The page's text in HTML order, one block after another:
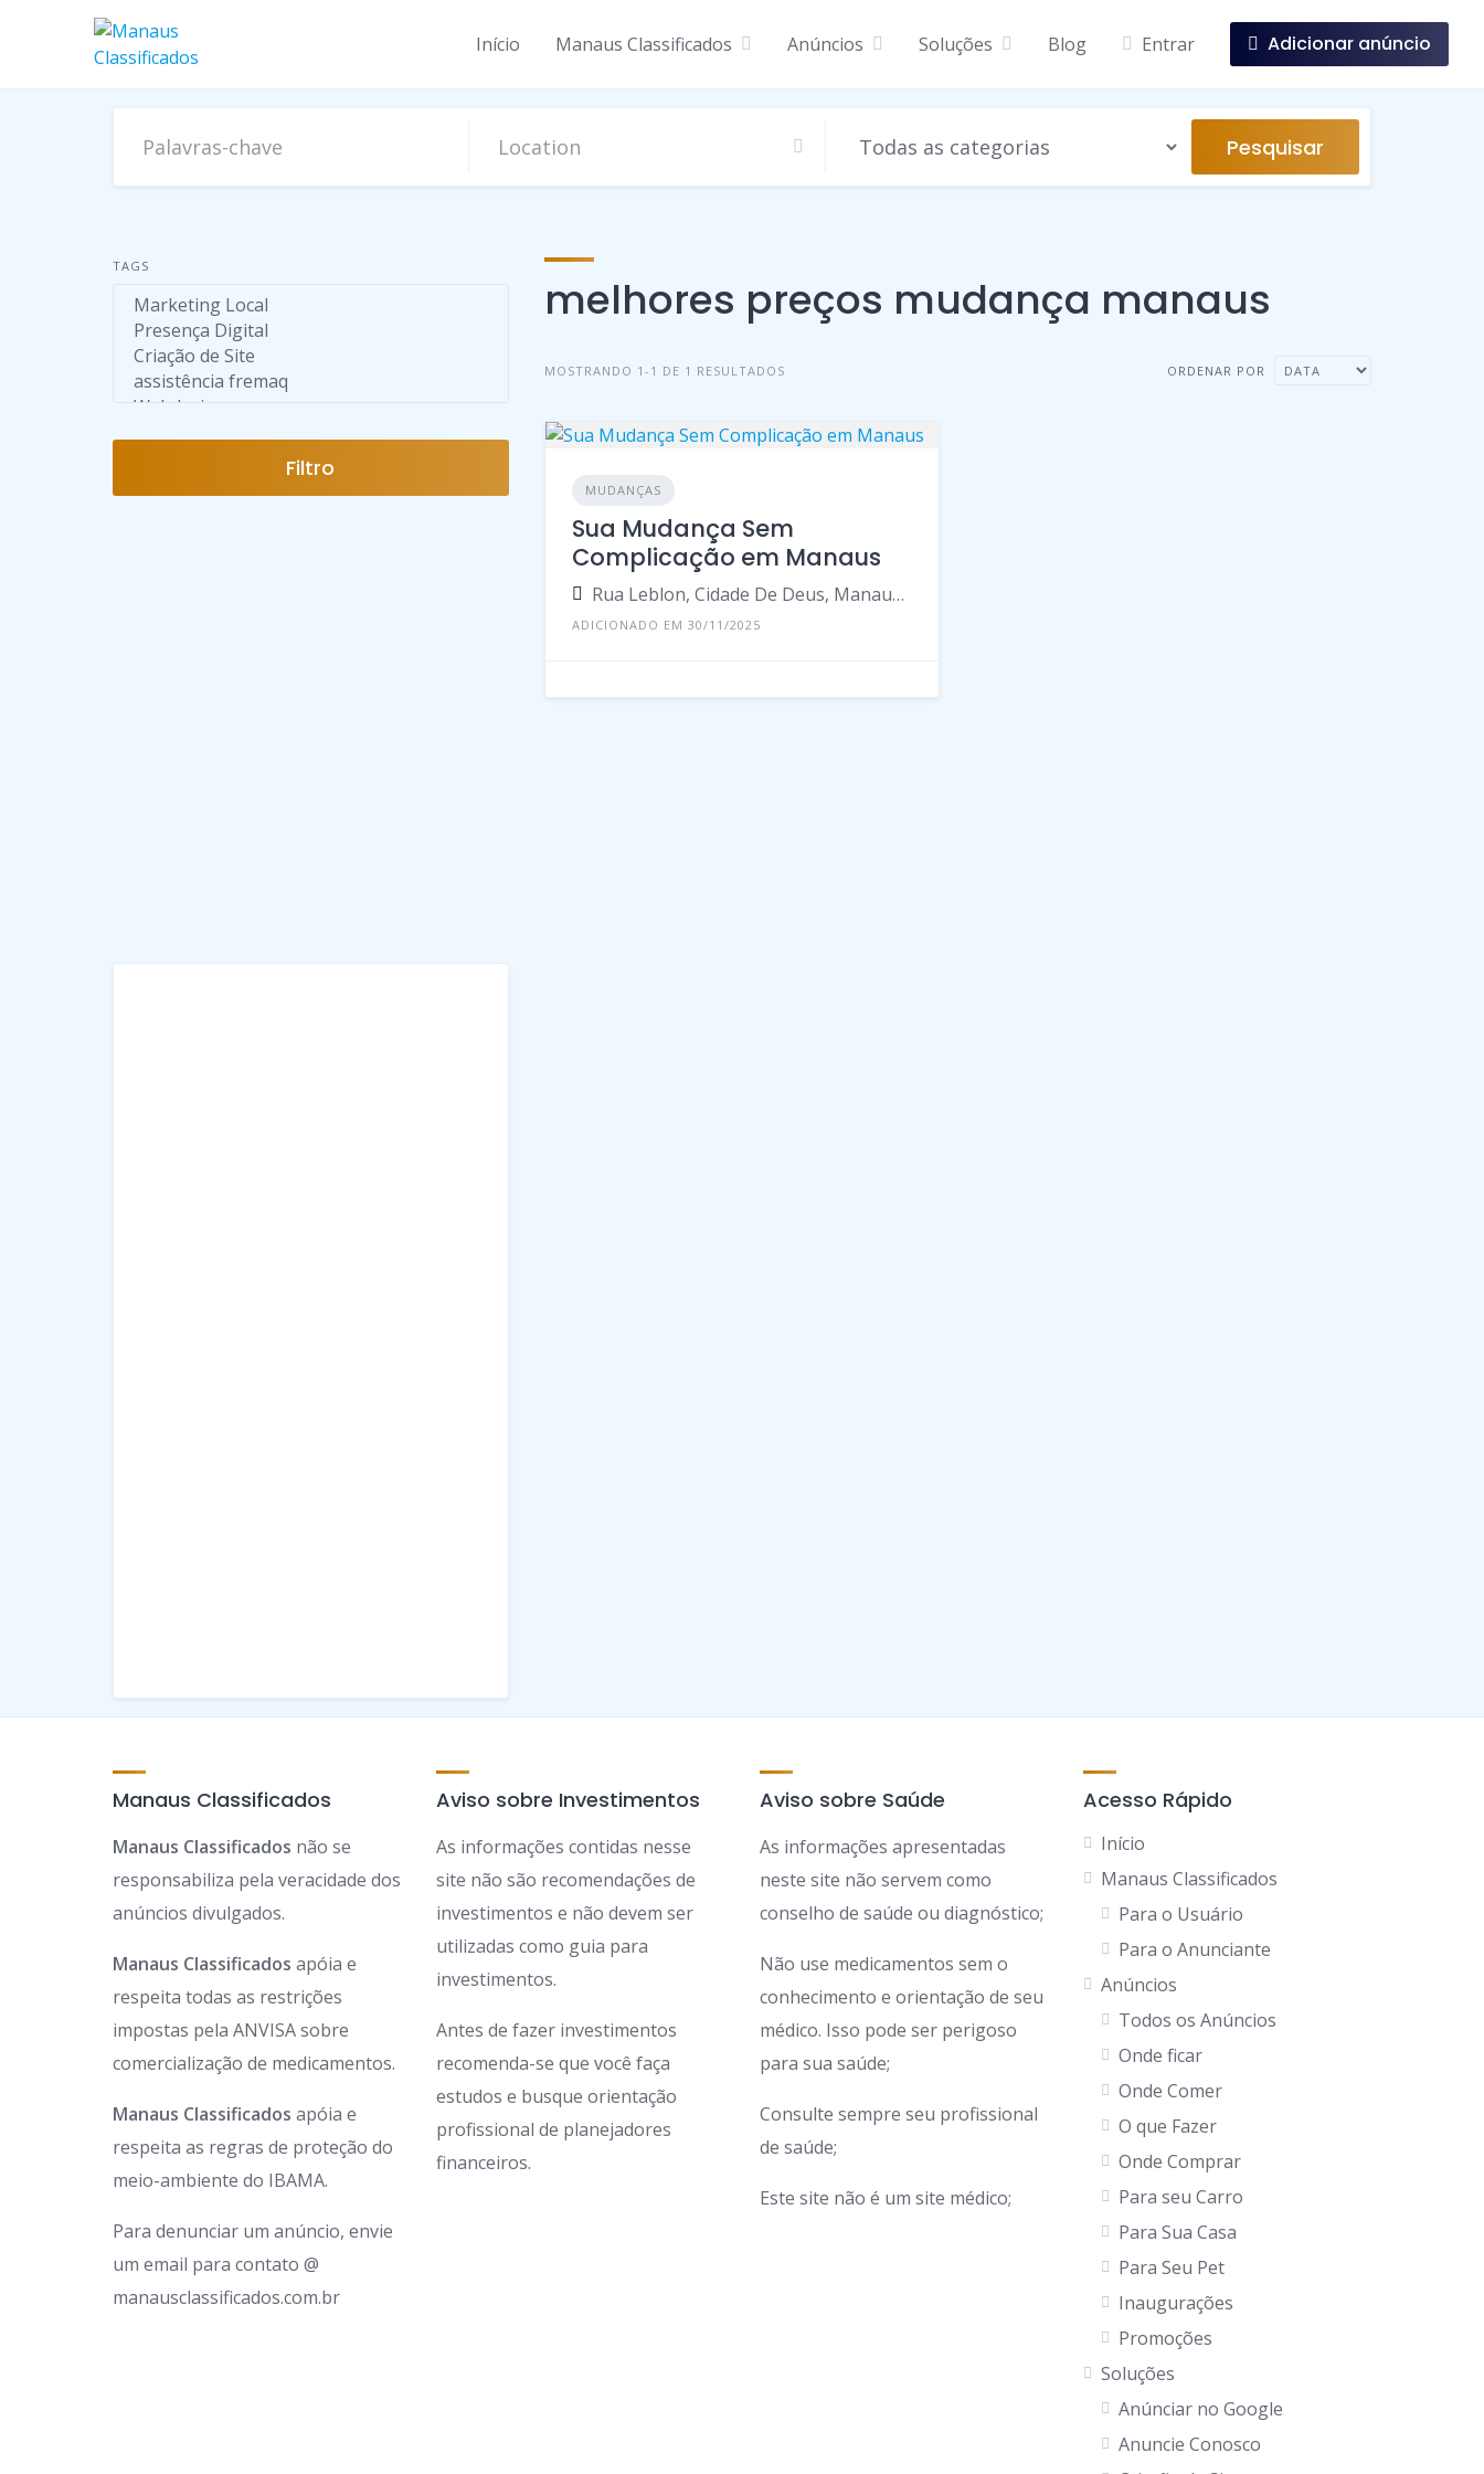
Início Manaus Classificados Anúncios Soluções Blog Entrar Adicionar anúncio
Pesquisar
TAGS
Filtro
melhores preços mudança manaus
MOSTRANDO 1-1 DE 1 RESULTADOS ORDENAR POR
MUDANÇAS
Sua Mudança Sem
Complicação em Manaus
Rua Leblon, Cidade De Deus, Manaus - Amazonas, 69099, Brasil
ADICIONADO EM 30/11/2025
Manaus Classificados
Manaus Classificados não se
responsabiliza pela veracidade dos
anúncios divulgados.
Manaus Classificados apóia e
respeita todas as restrições
impostas pela ANVISA sobre
comercialização de medicamentos.
Manaus Classificados apóia e
respeita as regras de proteção do
meio-ambiente do IBAMA.
Para denunciar um anúncio, envie
um email para contato @
manausclassificados.com.br
Aviso sobre Investimentos
As informações contidas nesse
site não são recomendações de
investimentos e não devem ser
utilizadas como guia para
investimentos.
Antes de fazer investimentos
recomenda-se que você faça
estudos e busque orientação
profissional de planejadores
financeiros.
Aviso sobre Saúde
As informações apresentadas
neste site não servem como
conselho de saúde ou diagnóstico;
Não use medicamentos sem o
conhecimento e orientação de seu
médico. Isso pode ser perigoso
para sua saúde;
Consulte sempre seu profissional
de saúde;
Este site não é um site médico;
Acesso Rápido
Início
Manaus Classificados
Para o Usuário
Para o Anunciante
Anúncios
Todos os Anúncios
Onde ficar
Onde Comer
O que Fazer
Onde Comprar
Para seu Carro
Para Sua Casa
Para Seu Pet
Inaugurações
Promoções
Soluções
Anúnciar no Google
Anuncie Conosco